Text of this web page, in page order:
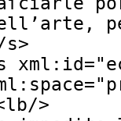
s>
xml:id="
="
lb/>